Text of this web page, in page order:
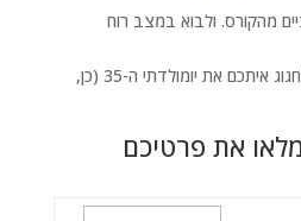
מהקורס. ולבוא במצב רוח
כי זאת גם ההזדמנות שלי לחגוג איתכם את יומולדתי ה-35 (כן,
את פרטיכם